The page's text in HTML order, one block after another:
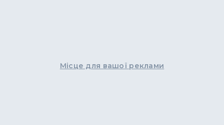
Місце для вашої реклами